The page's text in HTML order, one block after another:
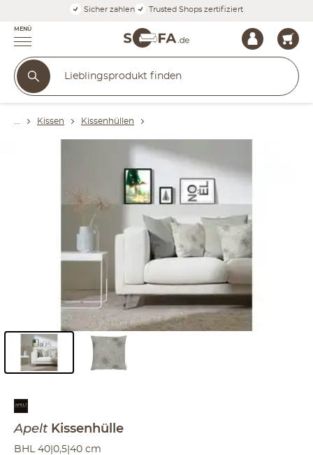
Sicher zahlen Trusted Shops zertifiziert
MENÜ
Kissen Kissenhüllen
Apelt Kissenhülle
BHL 40|0,5|40 cm